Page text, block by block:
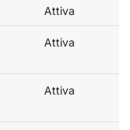
Attiva
Attiva
Attiva